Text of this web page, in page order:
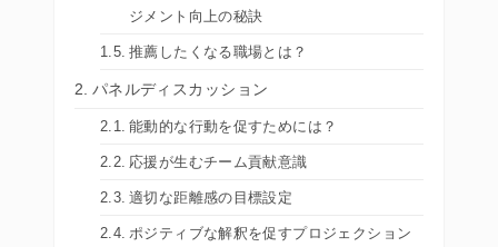
ジメント向上の秘訣
推薦したくなる職場とは？
パネルディスカッション
能動的な行動を促すためには？
応援が生むチーム貢献意識
適切な距離感の目標設定
ポジティブな解釈を促すプロジェクション